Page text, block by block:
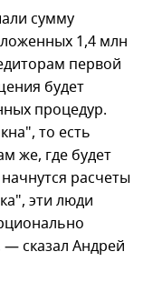
сумму
1,4 млн
первой
будет
процедур.
то есть
же, где будет
расчеты
эти люди
сказал Андрей